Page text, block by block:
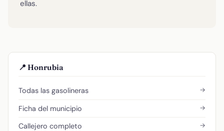
ellas.
📍 Honrubia
Todas las gasolineras →
Ficha del municipio →
Callejero completo →